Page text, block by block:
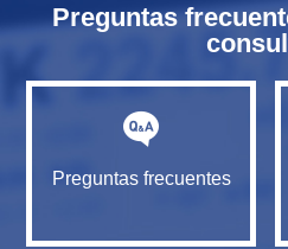
Preguntas
Preguntas frecuentes